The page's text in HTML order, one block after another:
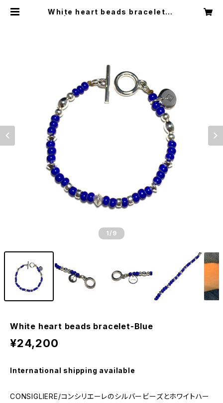
White heart beads bracelet-B
1 /9
White heart beads bracelet-Blue
¥24,200
International shipping available
CONSIGLIERE/コンシリエーレのシルバービーズとホワイトハー